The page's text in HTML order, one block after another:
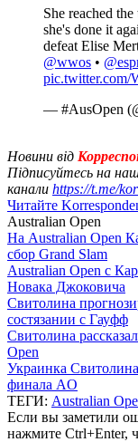
She reached
she's done it
defeat Elise
@wwos •
pic.twitter.com/
— #AusOpen
Новини від
Підписуйтесь на
канали https://t.me/
Читайте
Australian Open
На Australian Open
сбор Grand Slam
Australian Open с
Новака Джоковича
Свитолина
состязании с Гауфф
Свитолина
Open
Украинка
финала AO
ТЕГИ: Australian
Если вы заметили
нажмите Ctrl+Enter,